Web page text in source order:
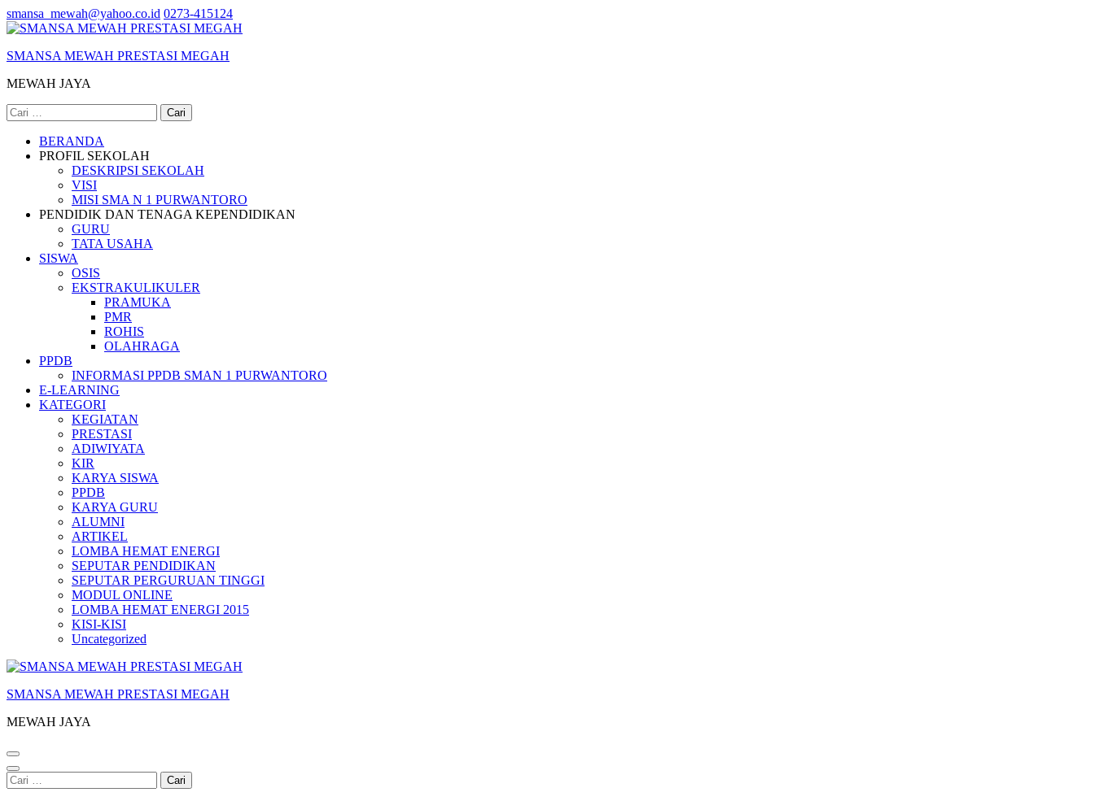
Lompat
ke
(Tekan
smansa_mewah@yahoo.co.id 0273-415124
SMANSA MEWAH PRESTASI MEGAH
MEWAH JAYA
Cari
untuk:
BERANDA
PROFIL SEKOLAH
DESKRIPSI SEKOLAH
VISI
MISI SMA N 1 PURWANTORO
PENDIDIK DAN TENAGA KEPENDIDIKAN
GURU
TATA USAHA
SISWA
OSIS
EKSTRAKULIKULER
PRAMUKA
PMR
ROHIS
OLAHRAGA
PPDB
INFORMASI PPDB SMAN 1 PURWANTORO
E-LEARNING
KATEGORI
KEGIATAN
PRESTASI
ADIWIYATA
KIR
KARYA SISWA
PPDB
KARYA GURU
ALUMNI
ARTIKEL
LOMBA HEMAT ENERGI
SEPUTAR PENDIDIKAN
SEPUTAR PERGURUAN TINGGI
MODUL ONLINE
LOMBA HEMAT ENERGI 2015
KISI-KISI
Uncategorized
SMANSA MEWAH PRESTASI MEGAH
MEWAH JAYA
Cari
untuk: